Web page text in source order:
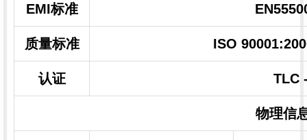
EMI标准
质量标准 ISO
认证 TLC
物理信